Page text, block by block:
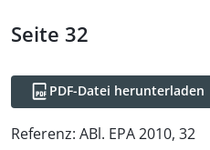
Seite 32
PDF-Datei herunterladen
Referenz: ABl. EPA 2010, 32